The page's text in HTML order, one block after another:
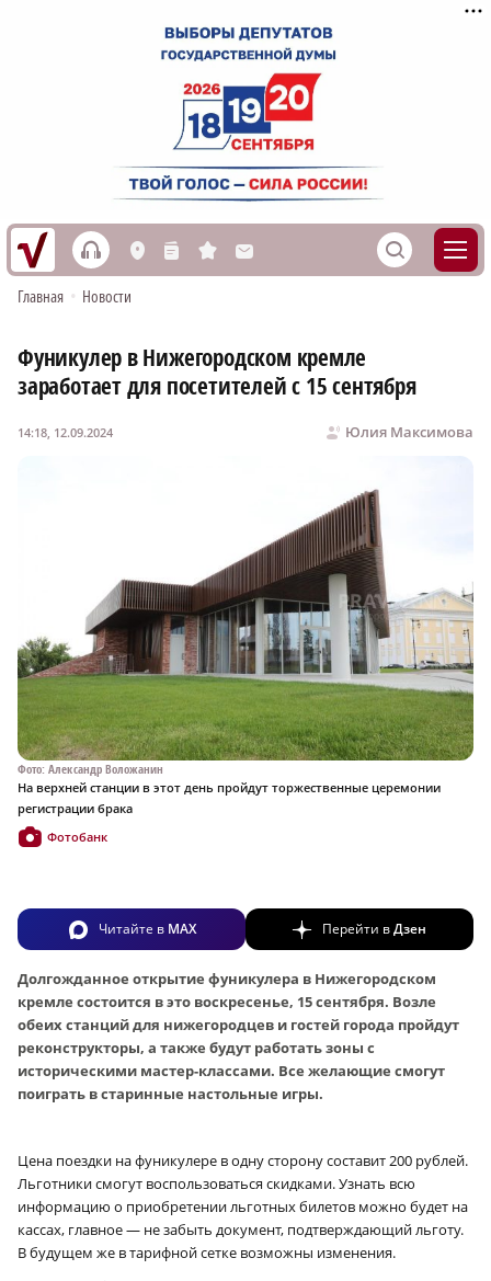
h L n s M S
Главная • Новости
Фуникулер в Нижегородском кремле
заработает для посетителей с 15 сентября
Юлия Максимова
14:18, 12.09.2024
Фото: Александр Воложанин
На верхней станции в этот день пройдут торжественные церемонии
регистрации брака
Фотобанк
Читайте в MAX Перейти вДзен
Долгожданное открытие фуникулера в Нижегородском
кремле состоится в это воскресенье, 15 сентября. Возле
обеих станций для нижегородцев и гостей города пройдут
реконструкторы, а также будут работать зоны с
историческими мастер-классами. Все желающие смогут
поиграть в старинные настольные игры.
Цена поездки на фуникулере в одну сторону составит 200 рублей.
Льготники смогут воспользоваться скидками. Узнать всю
информацию о приобретении льготных билетов можно будет на
кассах, главное — не забыть документ, подтверждающий льготу.
В будущем же в тарифной сетке возможны изменения.